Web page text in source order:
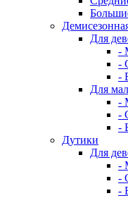
Для
-
-
-
Для
-
-
-
Дутики
Для
-
-
-